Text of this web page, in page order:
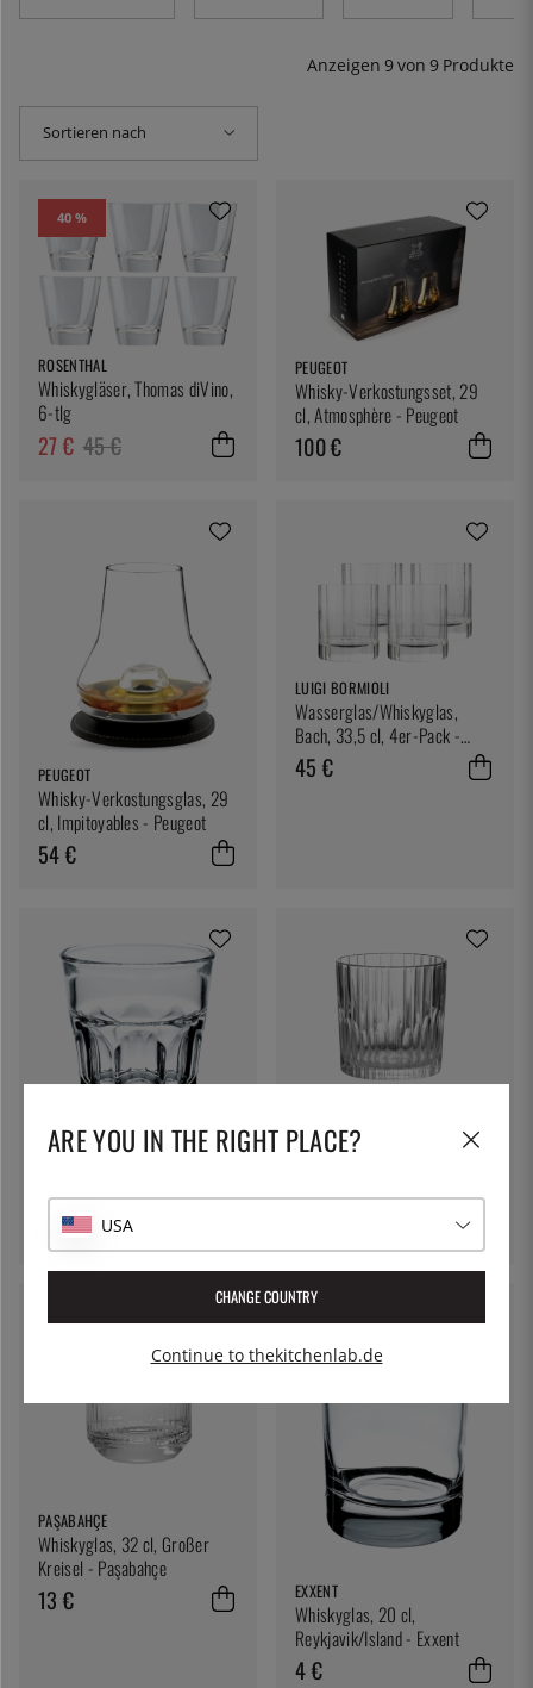
Anzeigen 9von 9 Produkte
Sortieren nach
40 %
ROSENTHAL
Whiskygläser, Thomas diVino,
6-tlg
27 € 45 €
PEUGEOT
Whisky-Verkostungsset, 29
cl, Atmosphère - Peugeot
100 €
PEUGEOT
Whisky-Verkostungsglas, 29
cl, Impitoyables - Peugeot
54 €
LUIGI BORMIOLI
Wasserglas/Whiskyglas,
Bach, 33,5 cl, 4er-Pack -
Luigi Bormioli
45 €
EXXENT
4 €
Low Manhattan Glas 31cl -
Duralex
PAŞABAHÇE
Whiskyglas, 32 cl, Großer
Kreisel - Paşabahçe
13 € EXXENT
Whiskyglas, 20 cl,
Reykjavik/Island - Exxent
4 €
ARE YOU IN THE RIGHT PLACE?
USA
CHANGE COUNTRY
Continue to thekitchenlab.de